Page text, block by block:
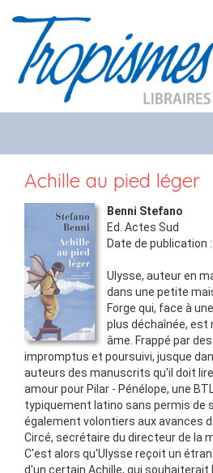
Achille au pied léger
Benni Stefano
Ed. Actes Sud
Date de publication :
Ulysse, auteur en
dans une petite
Forge qui, face à
plus déchaînée, est
âme. Frappé par
impromptus et poursuivi, jusque
auteurs des manuscrits qu'il doit
amour pour Pilar - Pénélope, une
typiquement latino sans permis de
également volontiers aux avances
Circé, secrétaire du directeur de la
C'est alors qu'Ulysse reçoit un
d'un certain Achille, qui souhaiterait